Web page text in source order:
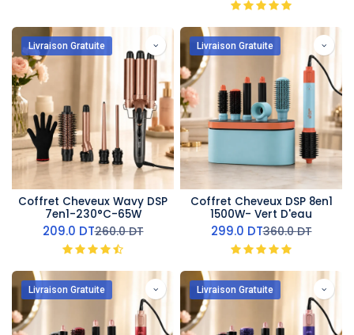
Livraison Gratuite
Coffret Cheveux Wavy DSP
7en1-230°C-65W
209.0 DT260.0DT
Livraison Gratuite
Coffret Cheveux DSP 8en1
1500W- Vert D'eau
299.0 DT360.0DT
Livraison Gratuite Livraison Gratuite